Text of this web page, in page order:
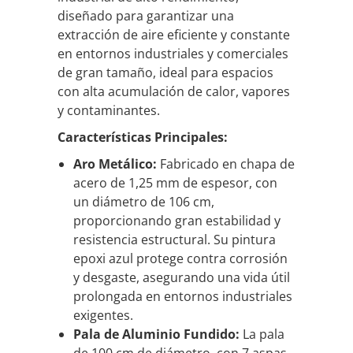
diseñado para garantizar una
extracción de aire eficiente y constante
en entornos industriales y comerciales
de gran tamaño, ideal para espacios
con alta acumulación de calor, vapores
y contaminantes.
Características Principales:
Aro Metálico: Fabricado en chapa de
acero de 1,25 mm de espesor, con
un diámetro de 106 cm,
proporcionando gran estabilidad y
resistencia estructural. Su pintura
epoxi azul protege contra corrosión
y desgaste, asegurando una vida útil
prolongada en entornos industriales
exigentes.
Pala de Aluminio Fundido: La pala